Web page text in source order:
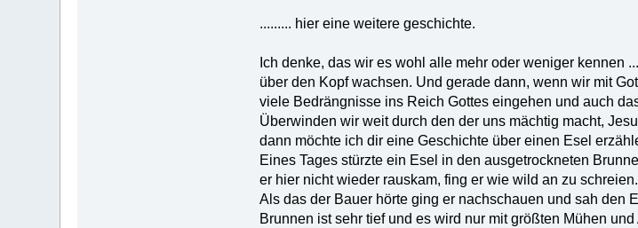
......... hier eine weitere geschichte.
Ich denke, das wir es wohl alle mehr oder weniger kennen
über den Kopf wachsen. Und gerade dann, wenn wir mit
viele Bedrängnisse ins Reich Gottes eingehen und auch
Überwinden wir weit durch den der uns mächtig macht,
dann möchte ich dir eine Geschichte über einen Esel
Eines Tages stürzte ein Esel in den ausgetrockneten
er hier nicht wieder rauskam, fing er wie wild an zu
Als das der Bauer hörte ging er nachschauen und sah den
Brunnen ist sehr tief und es wird nur mit größten Mühen